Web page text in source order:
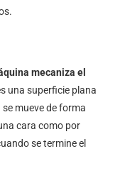
mecaniza el
una superficie plana
mueve de forma
cara como por
se termine el